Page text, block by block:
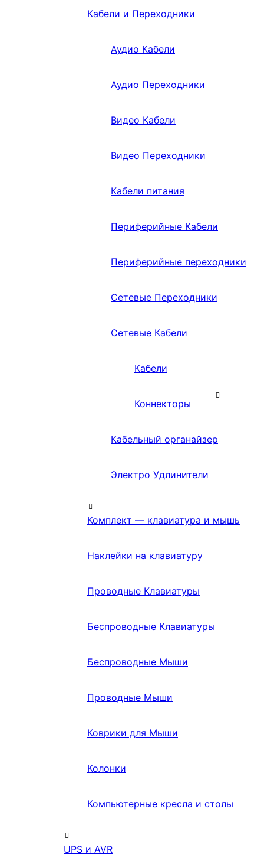
Кабели и Переходники
Аудио Кабели
Аудио Переходники
Видео Кабели
Видео Переходники
Кабели питания
Периферийные Кабели
Периферийные переходники
Сетевые Переходники
Сетевые Кабели
Кабели
Коннекторы
Кабельный органайзер
Электро Удлинители
Комплект — клавиатура и мышь
Наклейки на клавиатуру
Проводные Клавиатуры
Беспроводные Клавиатуры
Беспроводные Мыши
Проводные Мыши
Коврики для Мыши
Колонки
Компьютерные кресла и столы
UPS и AVR